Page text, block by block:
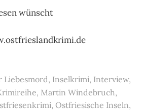
wünscht
Liebesmord, Inselkrimi, Interview,
, Martin Windebruch,
, Ostfriesische Inseln,